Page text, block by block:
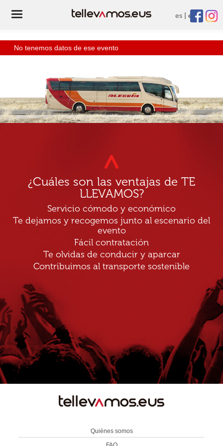
es eu
No tenemos datos de ese evento
¿Cuáles son las ventajas de TE
LLEVAMOS?
Servicio cómodo y económico
Te dejamos y recogemos junto al escenario del
evento
Fácil contratación
Te olvidas de conducir y aparcar
Contribuimos al transporte sostenible
Quiénes somos